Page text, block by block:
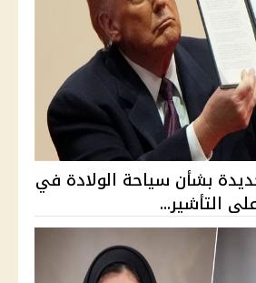
بشأن سياحة الولادة في
التأشير...